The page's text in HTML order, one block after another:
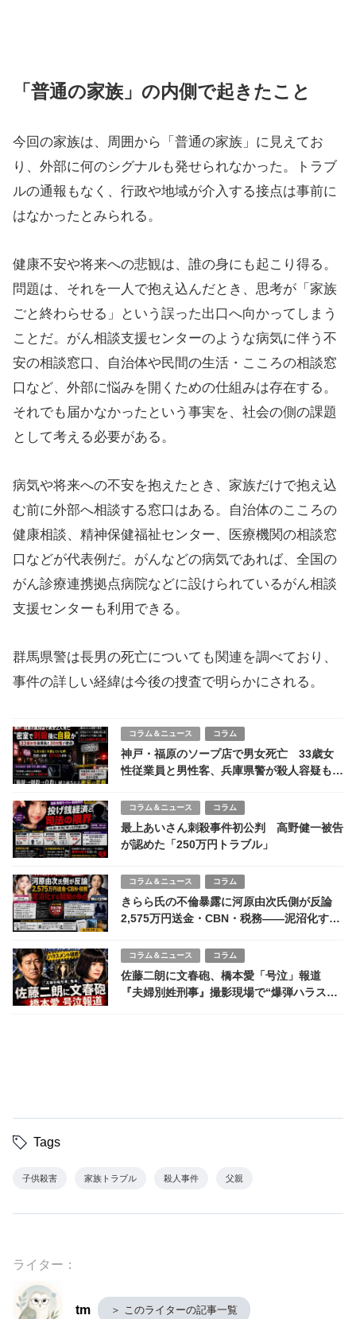
「普通の家族」の内側で起きたこと
今回の家族は、周囲から「普通の家族」に見えてお
り、外部に何のシグナルも発せられなかった。トラブ
ルの通報もなく、行政や地域が介入する接点は事前に
はなかったとみられる。
健康不安や将来への悲観は、誰の身にも起こり得る。
問題は、それを一人で抱え込んだとき、思考が「家族
ごと終わらせる」という誤った出口へ向かってしまう
ことだ。がん相談支援センターのような病気に伴う不
安の相談窓口、自治体や民間の生活・こころの相談窓
口など、外部に悩みを開くための仕組みは存在する。
それでも届かなかったという事実を、社会の側の課題
として考える必要がある。
病気や将来への不安を抱えたとき、家族だけで抱え込
む前に外部へ相談する窓口はある。自治体のこころの
健康相談、精神保健福祉センター、医療機関の相談窓
口などが代表例だ。がんなどの病気であれば、全国の
がん診療連携拠点病院などに設けられているがん相談
支援センターも利用できる。
群馬県警は長男の死亡についても関連を調べており、
事件の詳しい経緯は今後の捜査で明らかにされる。
コラム＆ニュース コラム
神戸・福原のソープ店で男女死亡 33歳女
性従業員と男性客、兵庫県警が殺人容疑も視
コラム＆ニュース コラム
最上あいさん刺殺事件初公判 高野健一被告
が認めた「250万円トラブル」
コラム＆ニュース コラム
きらら氏の不倫暴露に河原由次氏側が反論
2,575万円送金・CBN・税務――泥沼化する
コラム＆ニュース コラム
佐藤二朗に文春砲、橋本愛「号泣」報道
『夫婦別姓刑事』撮影現場で“爆弾ハラスメ
Tags
子供殺害 家族トラブル 殺人事件 父親
ライター：
tm ＞ このライターの記事一覧